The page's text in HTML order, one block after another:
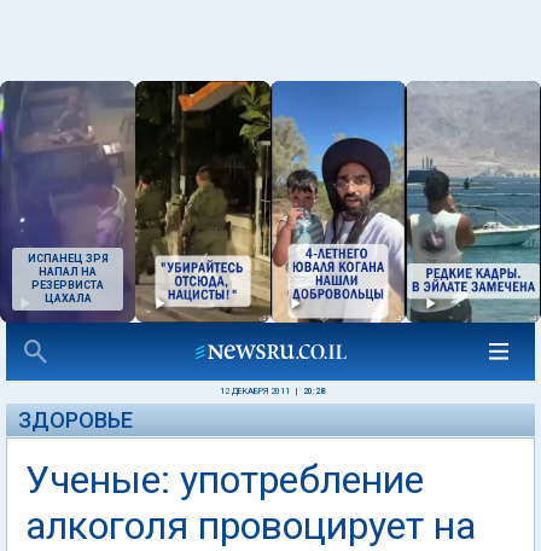
ИСПАНЕЦ ЗРЯ
НАПАЛ НА
РЕЗЕРВИСТА
ЦАХАЛА
12 ДЕКАБРЯ 2011 20:28
ЗДОРОВЬЕ
Ученые: употребление
алкоголя провоцирует на